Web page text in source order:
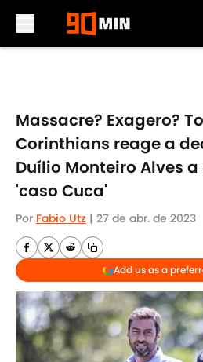
Massacre? Exagero?
Corinthians reage a
Duílio Monteiro Alves
'caso Cuca'
Por Fabio Utz | 27 de abr. de 2023
Add us as a